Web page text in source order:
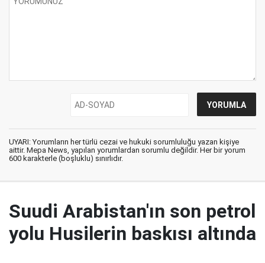
UYARI: Yorumların her türlü cezai ve hukuki sorumluluğu yazan kişiye
aittir. Mepa News, yapılan yorumlardan sorumlu değildir. Her bir yorum
600 karakterle (boşluklu) sınırlıdır.
Suudi Arabistan'ın son petrol
yolu Husilerin baskısı altında